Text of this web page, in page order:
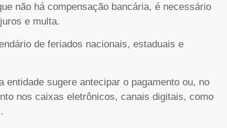
não há compensação bancária, é necessário
e multa.
de feriados nacionais, estaduais e
sugere antecipar o pagamento ou, no
nos caixas eletrônicos, canais digitais, como